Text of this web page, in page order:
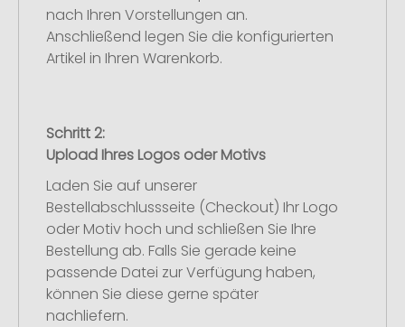
nach Ihren Vorstellungen an.
Anschließend legen Sie die konfigurierten
Artikel in Ihren Warenkorb.
Schritt 2:
Upload Ihres Logos oder Motivs
Laden Sie auf unserer
Bestellabschlussseite (Checkout) Ihr Logo
oder Motiv hoch und schließen Sie Ihre
Bestellung ab. Falls Sie gerade keine
passende Datei zur Verfügung haben,
können Sie diese gerne später
nachliefern.